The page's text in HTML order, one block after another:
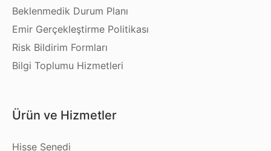
Beklenmedik Durum Planı
Emir Gerçekleştirme Politikası
Risk Bildirim Formları
Bilgi Toplumu Hizmetleri
Ürün ve Hizmetler
Hisse Senedi